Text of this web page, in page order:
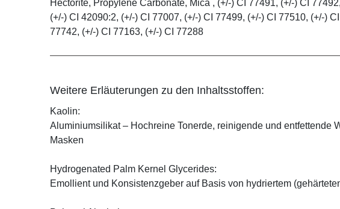
Hectorite, Propylene Carbonate, Mica , (+/-) CI 77491, (+/-) CI
(+/-) CI 42090:2, (+/-) CI 77007, (+/-) CI 77499, (+/-) CI 77510, (+/-)
77742, (+/-) CI 77163, (+/-) CI 77288
Weitere Erläuterungen zu den Inhaltsstoffen:
Kaolin:
Aluminiumsilikat – Hochreine Tonerde, reinigende und entfettende
Masken
Hydrogenated Palm Kernel Glycerides:
Emollient und Konsistenzgeber auf Basis von hydriertem